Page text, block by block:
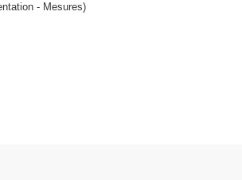
- Mesures)